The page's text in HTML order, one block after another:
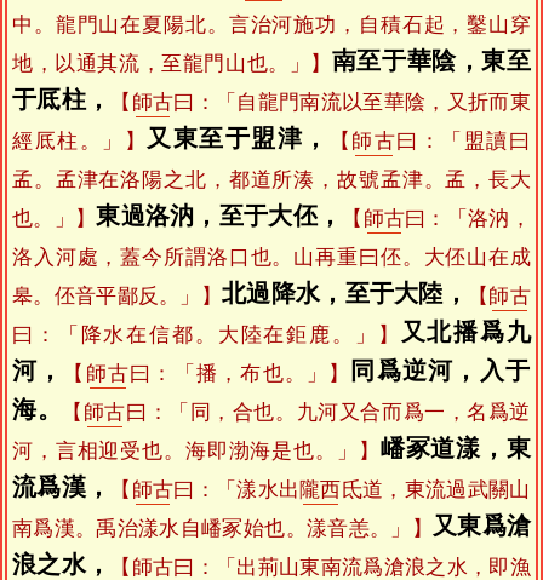
中。龍門山在夏陽北。言治河施功，自積石起，鑿山穿
地，以通其流，至龍門山也。」】 南至于華陰，東至
于厎柱，
【 師古曰：「自龍門南流以至華陰，又折而東
經厎柱。」】
又東至于盟津， 【 師古曰：「盟讀曰
孟。孟津在洛陽之北，都道所湊，故號孟津。孟，長大
也。」】東過洛汭，至于大伾， 【 師古曰：「洛汭，
洛入河處，蓋今所謂洛口也。山再重曰伾。大伾山在成
皋。伾音平鄙反。」】北過降水，至于大陸， 【 師古
曰：「降水在信都。大陸在鉅鹿。」】
又北播爲九
河，
【 師古曰：「播，布也。」】
同爲逆河，入于
海。
【 師古曰：「同，合也。九河又合而爲一，名爲逆
河，言相迎受也。海即渤海是也。」】 嶓冢道漾，東
流爲漢，
【 師古曰：「漾水出隴西氐道，東流過武關山
南爲漢。禹治漾水自嶓冢始也。漾音恙。」】
又東爲滄
浪之水，
【 師古曰：「出荊山東南流爲滄浪之水，即漁